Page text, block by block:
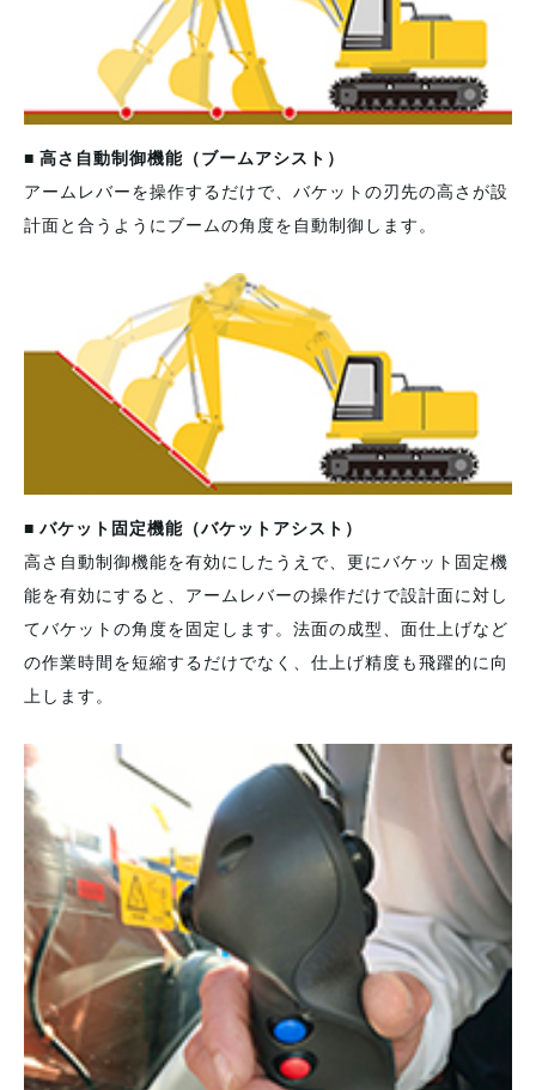
■ 高さ自動制御機能（ブームアシスト）
アームレバーを操作するだけで、バケットの刃先の高さが設
計面と合うようにブームの角度を自動制御します。
■ バケット固定機能（バケットアシスト）
高さ自動制御機能を有効にしたうえで、更にバケット固定機
能を有効にすると、アームレバーの操作だけで設計面に対し
てバケットの角度を固定します。法面の成型、面仕上げなど
の作業時間を短縮するだけでなく、仕上げ精度も飛躍的に向
上します。